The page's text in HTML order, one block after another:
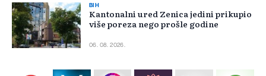
BIH
Kantonalni ured Zenica jedini prikupio
više poreza nego prošle godine
06. 08. 2026.